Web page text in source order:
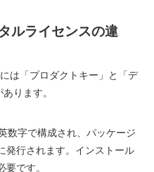
ルライセンスの違
は「プロダクトキー」と「デ
ります。
数字で構成され、パッケージ
発行されます。インストール
です。